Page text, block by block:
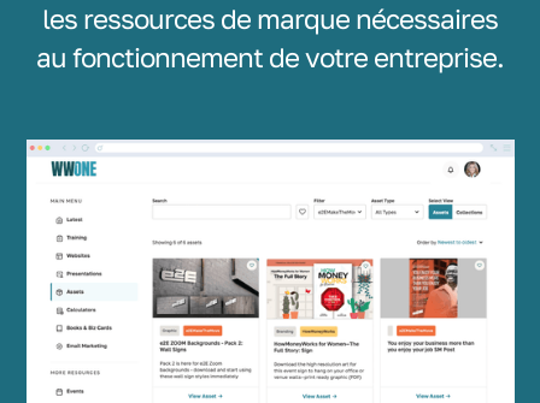
les ressources de marque nécessaires
au fonctionnement de votre entreprise.